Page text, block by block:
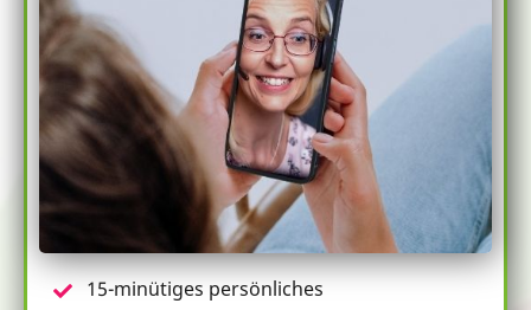
15-minütiges persönliches